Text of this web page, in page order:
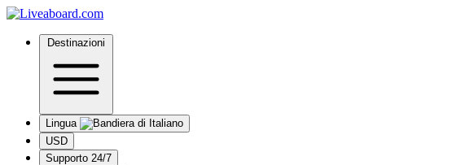
Destinazioni
Lingua
USD
Supporto 24/7